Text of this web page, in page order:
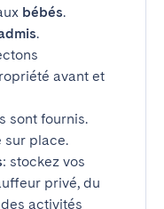
bébés.
.
avant et
sont fournis.
sur place.
: stockez vos
privé, du
activités